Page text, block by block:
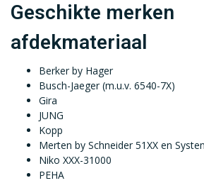
Geschikte merken
afdekmateriaal
Berker by Hager
Busch-Jaeger (m.u.v. 6540-7X)
Gira
JUNG
Kopp
Merten by Schneider 51XX en
Niko XXX-31000
PEHA